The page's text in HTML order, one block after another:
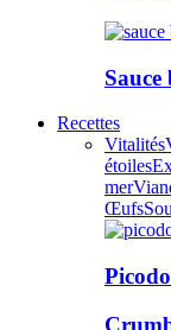
Sauce
Recettes
Vitalités
étoiles
mer
Œufs